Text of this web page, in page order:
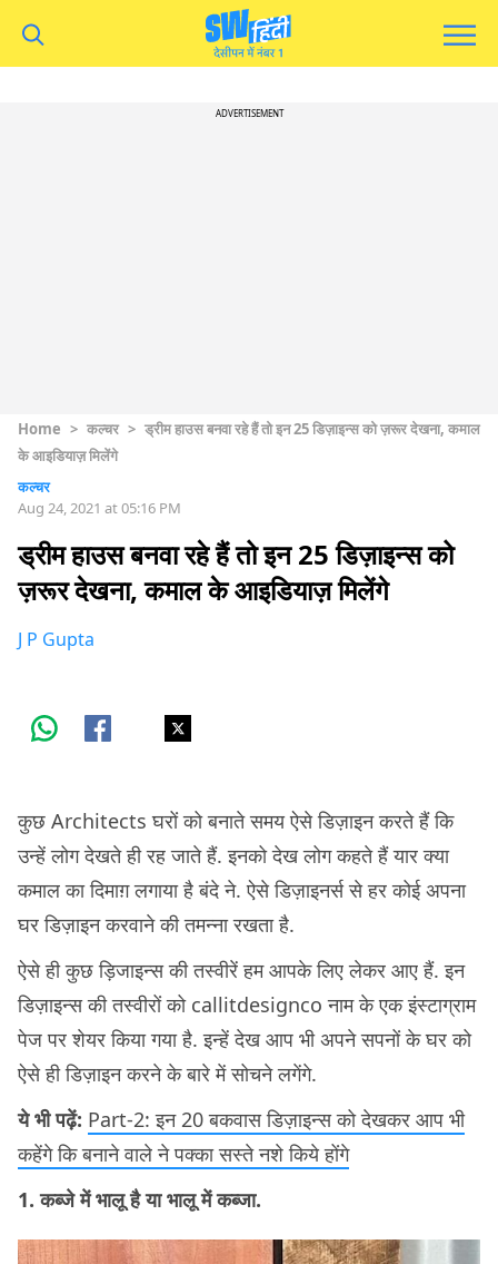
ADVERTISEMENT
Home > कल्चर > ड्रीम हाउस बनवा रहे हैं तो इन 25 डिज़ाइन्स को ज़रूर देखना, कमाल
के आइडियाज़ मिलेंगे
कल्चर
Aug 24, 2021 at 05:16 PM
ड्रीम हाउस बनवा रहे हैं तो इन 25 डिज़ाइन्स को
ज़रूर देखना, कमाल के आइडियाज़ मिलेंगे
J P Gupta
कुछ Architects घरों को बनाते समय ऐसे डिज़ाइन करते हैं कि
उन्हें लोग देखते ही रह जाते हैं. इनको देख लोग कहते हैं यार क्या
कमाल का दिमाग़ लगाया है बंदे ने. ऐसे डिज़ाइनर्स से हर कोई अपना
घर डिज़ाइन करवाने की तमन्ना रखता है.
ऐसे ही कुछ ड़िजाइन्स की तस्वीरें हम आपके लिए लेकर आए हैं. इन
डिज़ाइन्स की तस्वीरों को callitdesignco नाम के एक इंस्टाग्राम
पेज पर शेयर किया गया है. इन्हें देख आप भी अपने सपनों के घर को
ऐसे ही डिज़ाइन करने के बारे में सोचने लगेंगे.
ये भी पढ़ें: Part-2: इन 20 बकवास डिज़ाइन्स को देखकर आप भी
कहेंगे कि बनाने वाले ने पक्का सस्ते नशे किये होंगे
1. कब्जे में भालू है या भालू में कब्जा.